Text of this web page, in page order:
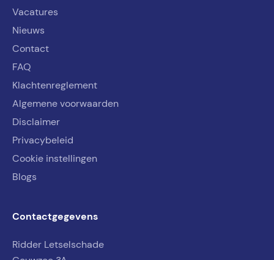
Vacatures
Nieuws
Contact
FAQ
Klachtenreglement
Algemene voorwaarden
Disclaimer
Privacybeleid
Cookie instellingen
Blogs
Contactgegevens
Ridder Letselschade